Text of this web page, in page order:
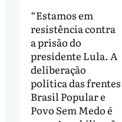
“Estamos em
resistência contra
a prisão do
presidente Lula. A
deliberação
política das frentes
Brasil Popular e
Povo Sem Medo é